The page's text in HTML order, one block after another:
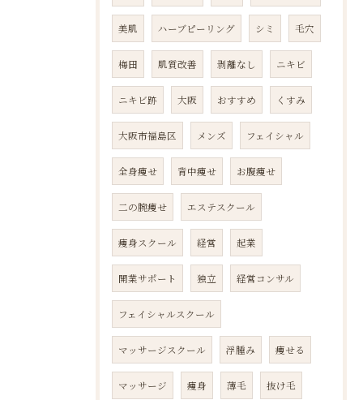
美肌 ハーブピーリング シミ 毛穴
梅田 肌質改善 剥離なし ニキビ
ニキビ跡 大阪 おすすめ くすみ
大阪市福島区 メンズ フェイシャル
全身痩せ 背中痩せ お腹痩せ
二の腕痩せ エステスクール
痩身スクール 経営 起業
開業サポート 独立 経営コンサル
フェイシャルスクール
マッサージスクール 浮腫み 痩せる
マッサージ 痩身 薄毛 抜け毛